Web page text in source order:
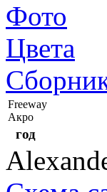
Фото
Цвета
Freeway
Акро
год